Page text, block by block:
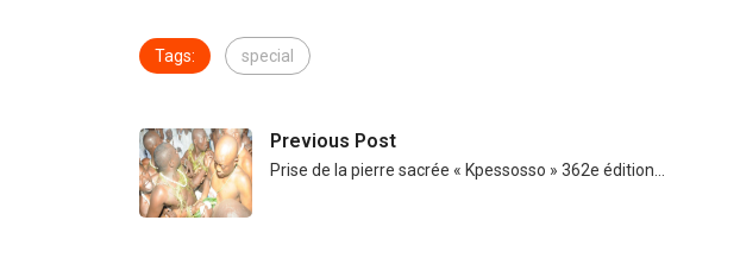
Tags: special
Previous Post
Prise de la pierre sacrée « Kpessosso » 362e édition…